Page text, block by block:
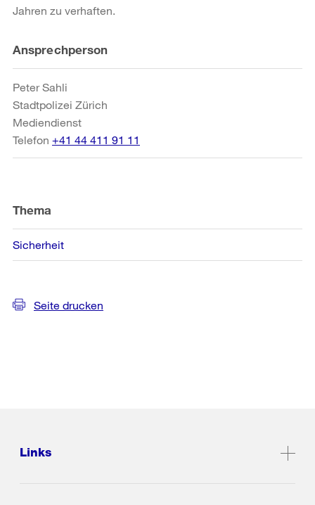
Jahren zu verhaften.
Weitere
Informationen
Ansprechperson
Peter Sahli
Stadtpolizei Zürich
Mediendienst
Telefon +41 44 411 91 11
Thema
Sicherheit
Seite drucken
Links